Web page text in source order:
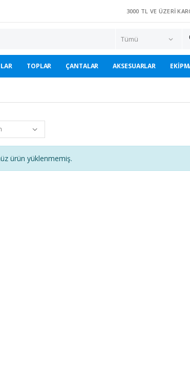
3000 TL VE ÜZERI
TOPLAR ÇANTALAR AKSESUARLAR
ürün yüklenmemiş.